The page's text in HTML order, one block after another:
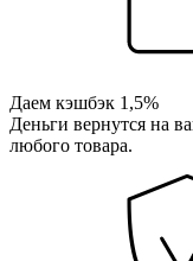
Даем кэшбэк 1,5%
Деньги вернутся на
любого товара.